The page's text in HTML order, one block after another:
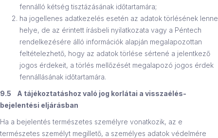
fennálló kétség tisztázásának időtartamára;
ha jogellenes adatkezelés esetén az adatok törlésének lenne
helye, de az érintett írásbeli nyilatkozata vagy a Péntech
rendelkezésére álló információk alapján megalapozottan
feltételezhető, hogy az adatok törlése sértené a jelentkező
jogos érdekeit, a törlés mellőzését megalapozó jogos érdek
fennállásának időtartamára.
9.5 A tájékoztatáshoz való jog korlátai a visszaélés-
bejelentési eljárásban
Ha a bejelentés természetes személyre vonatkozik, az e
természetes személyt megillető, a személyes adatok védelmére